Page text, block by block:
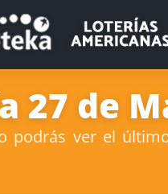
27 de
podrás ver el